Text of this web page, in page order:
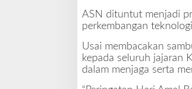
ASN dituntut menjadi
perkembangan
Usai membacakan
kepada seluruh jajaran
dalam menjaga serta